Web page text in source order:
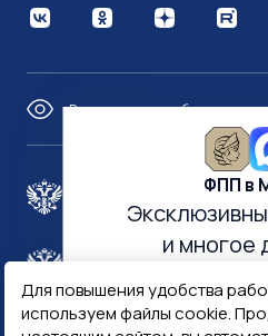
Для повышения удобства
используем файлы cookie.
Версия для слабовидящих
Правительство России
ФПП в
и многое